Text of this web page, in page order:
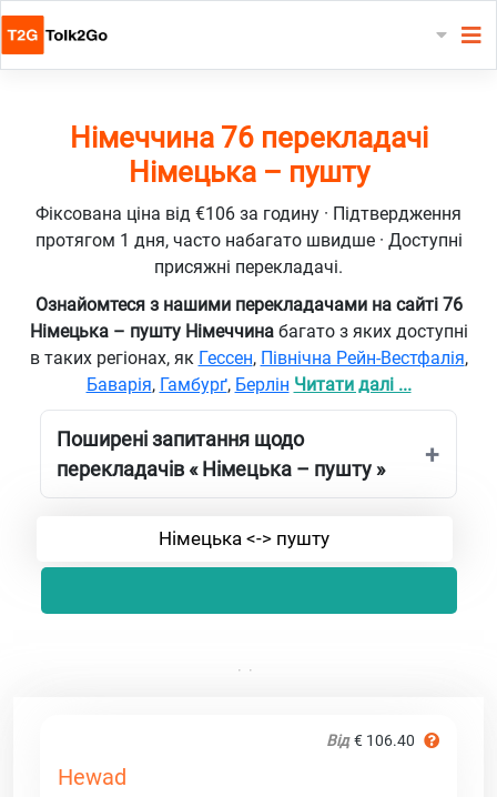
Німеччина 76 перекладачі
Німецька – пушту
Фіксована ціна від €106 за годину · Підтвердження
протягом 1 дня, часто набагато швидше · Доступні
присяжні перекладачі.
Ознайомтеся з нашими перекладачами на сайті 76
Німецька – пушту Німеччина багато з яких доступні
в таких регіонах, як Гессен, Північна Рейн-Вестфалія,
Баварія, Гамбурґ, Берлін Читати далі ...
Поширені запитання щодо
перекладачів « Німецька – пушту »
Німецька <-> пушту
Від € 106.40
Hewad